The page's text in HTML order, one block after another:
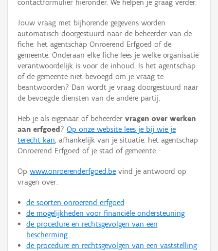
Aanduidingsobject
Waarneming
Thema
Gebeurtenis
Persoon of collectief
Hergebruik
Aanmelden
contactformulier hieronder. We helpen je graag verder.
Jouw vraag met bijhorende gegevens worden
automatisch doorgestuurd naar de beheerder van de
fiche: het agentschap Onroerend Erfgoed of de
gemeente. Onderaan elke fiche lees je welke organisatie
verantwoordelijk is voor de inhoud. Is het agentschap
of de gemeente niet bevoegd om je vraag te
beantwoorden? Dan wordt je vraag doorgestuurd naar
de bevoegde diensten van de andere partij.
Heb je als eigenaar of beheerder vragen over werken
aan erfgoed ? Op onze website lees je bij wie je
terecht kan, afhankelijk van je situatie: het agentschap
Onroerend Erfgoed of je stad of gemeente.
Op www.onroerenderfgoed.be vind je antwoord op
vragen over:
de soorten onroerend erfgoed
de mogelijkheden voor financiële ondersteuning
de procedure en rechtsgevolgen van een
bescherming
de procedure en rechtsgevolgen van een vaststelling